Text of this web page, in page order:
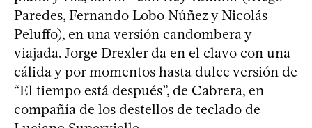
Paredes, Fernando Lobo Núñez y Nicolás
Peluffo), en una versión candombera y
viajada. Jorge Drexler da en el clavo con una
cálida y por momentos hasta dulce versión de
“El tiempo está después”, de Cabrera, en
compañía de los destellos de teclado de